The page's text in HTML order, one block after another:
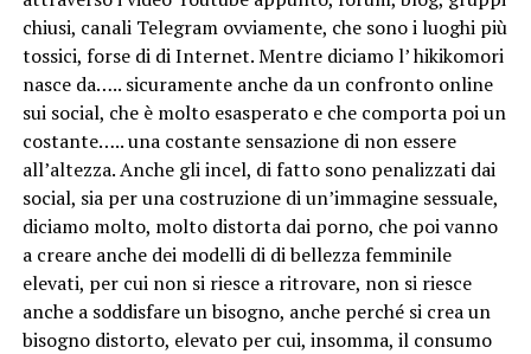
chiusi, canali Telegram ovviamente, che sono i luoghi più
tossici, forse di di Internet. Mentre diciamo l’ hikikomori
nasce da….. sicuramente anche da un confronto online
sui social, che è molto esasperato e che comporta poi un
costante….. una costante sensazione di non essere
all’altezza. Anche gli incel, di fatto sono penalizzati dai
social, sia per una costruzione di un’immagine sessuale,
diciamo molto, molto distorta dai porno, che poi vanno
a creare anche dei modelli di di bellezza femminile
elevati, per cui non si riesce a ritrovare, non si riesce
anche a soddisfare un bisogno, anche perché si crea un
bisogno distorto, elevato per cui, insomma, il consumo